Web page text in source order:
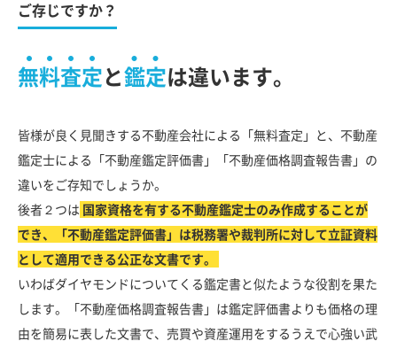
ご存じですか？
無料査定と鑑定は違います。
皆様が良く見聞きする不動産会社による「無料査定」と、不動産
鑑定士による「不動産鑑定評価書」「不動産価格調査報告書」の
違いをご存知でしょうか。
後者２つは 国家資格を有する不動産鑑定士のみ作成することが
でき、「不動産鑑定評価書」は税務署や裁判所に対して立証資料
として適用できる公正な文書です。
いわばダイヤモンドについてくる鑑定書と似たような役割を果た
します。「不動産価格調査報告書」は鑑定評価書よりも価格の理
由を簡易に表した文書で、売買や資産運用をするうえで心強い武